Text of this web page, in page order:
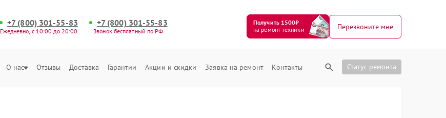
+7 (800) 301-55-83
Ежедневно, с 10:00 до 20:00
+7 (800) 301-55-83
Звонок бесплатный по РФ
Получить 1500₽
на ремонт техники
Перезвоните мне
О нас Отзывы Доставка Гарантии Акции и скидки Заявка на ремонт Контакты Статус ремонта